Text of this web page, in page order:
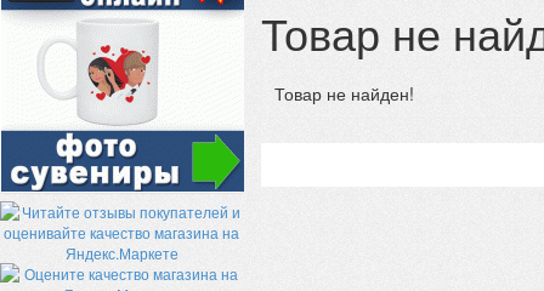
Товар не
Товар не найден!